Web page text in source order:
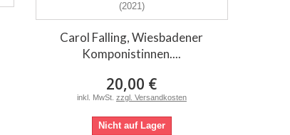
Carol Falling, Wiesbadener
Komponistinnen....
20,00 €
inkl. MwSt. zzgl. Versandkosten
Nicht auf Lager